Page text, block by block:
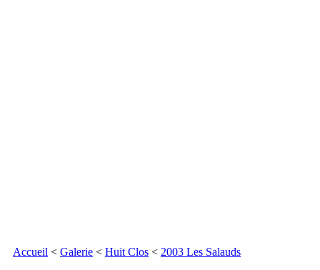
Accueil < Galerie < Huit Clos < 2003 Les Salauds